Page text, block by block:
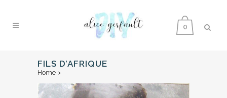
0
FILS D’AFRIQUE
Home >